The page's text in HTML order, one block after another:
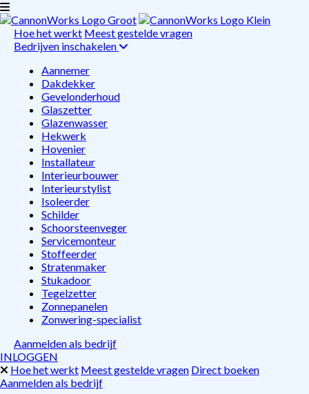
Hoe het werkt Meest gestelde vragen
Bedrijven inschakelen
Aannemer
Dakdekker
Gevelonderhoud
Glaszetter
Glazenwasser
Hekwerk
Hovenier
Installateur
Interieurbouwer
Interieurstylist
Isoleerder
Schilder
Schoorsteenveger
Servicemonteur
Stoffeerder
Stratenmaker
Stukadoor
Tegelzetter
Zonnepanelen
Zonwering-specialist
Aanmelden als bedrijf
INLOGGEN
Hoe het werkt Meest gestelde vragen Direct boeken
Aanmelden als bedrijf